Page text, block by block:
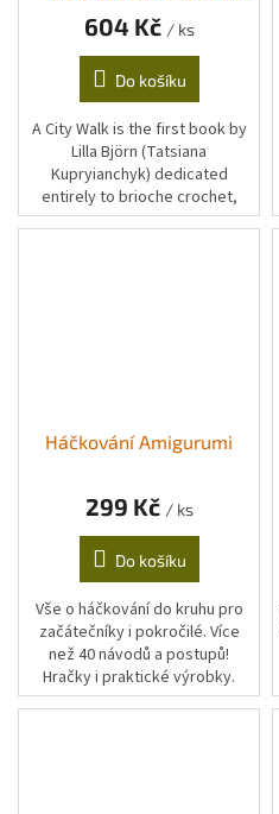
brioche crochet patterns
604 Kč / ks
Do košíku
A City Walk is the first book by
Lilla Björn (Tatsiana
Kupryianchyk) dedicated
entirely to brioche crochet,
featuring 12 modern patterns
Háčkování Amigurumi
299 Kč / ks
Do košíku
Vše o háčkování do kruhu pro
začátečníky i pokročilé. Více
než 40 návodů a postupů!
Hračky i praktické výrobky.